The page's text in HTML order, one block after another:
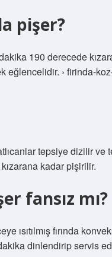
pişer?
190 derecede
eğlencelidir. › firinda-
tepsiye dizilir ve
kadar pişirilir.
fansız mı?
ısıtılmış fırında
dinlendirip servis